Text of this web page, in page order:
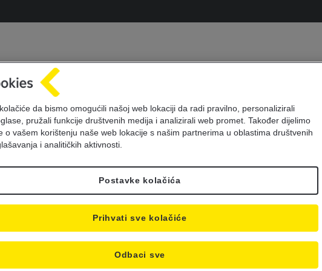
o promjeni
radnog vremena
da bismo omogućili našoj web lokaciji da radi pravilno, personalizirali
pružali funkcije društvenih medija i analizirali web promet. Također dijelimo
o vašem korištenju naše web lokacije s našim partnerima u oblastima društvenih
i analitičkih aktivnosti.
Postavke kolačića
Odbaci sve
Prihvati sve kolačiće